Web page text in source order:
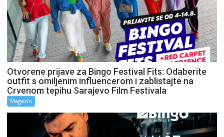
Otvorene prijave za Bingo Festival Fits: Odaberite
outfit s omiljenim influencerom i zablistajte na
Crvenom tepihu Sarajevo Film Festivala
Magazin